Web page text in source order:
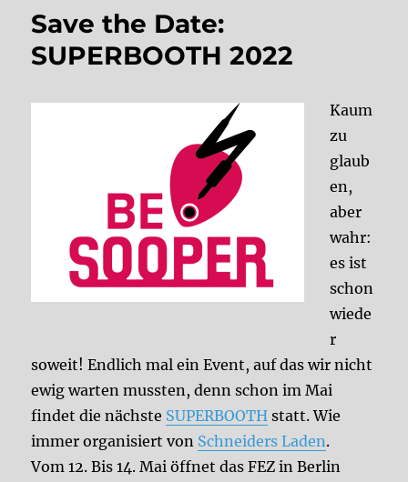
Save the Date:
SUPERBOOTH 2022
Kaum
zu
glaub
en,
aber
wahr:
es ist
schon
wiede
r
soweit! Endlich mal ein Event, auf das wir nicht
ewig warten mussten, denn schon im Mai
findet die nächste SUPERBOOTH statt. Wie
immer organisiert von Schneiders Laden.
Vom 12. Bis 14. Mai öffnet das FEZ in Berlin